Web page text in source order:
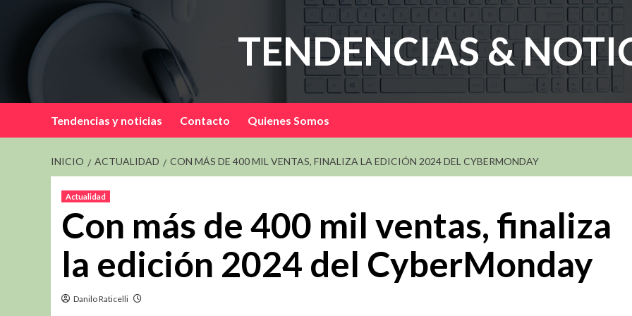
contenido
TENDENCIAS &
Tendencias y noticias Contacto Quienes Somos
INICIO ACTUALIDAD CON MÁS DE 400 MIL VENTAS, FINALIZA LA EDICIÓN 2024 DEL CYBERMONDAY
Actualidad
Con más de 400 mil ventas, finaliza
la edición 2024 del CyberMonday
Danilo Raticelli